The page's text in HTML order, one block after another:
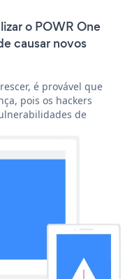
o POWR One
causar novos
é provável que
pois os hackers
de